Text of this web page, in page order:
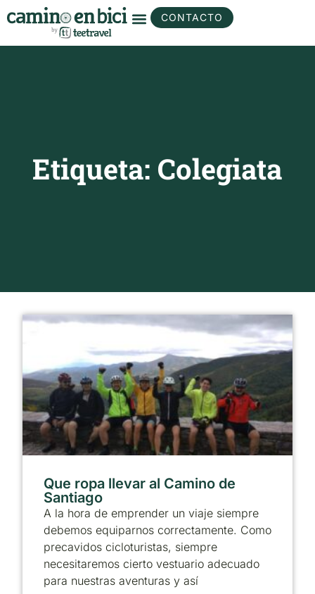
CONTACTO
Etiqueta: Colegiata
Que ropa llevar al Camino de
Santiago
A la hora de emprender un viaje siempre
debemos equiparnos correctamente. Como
precavidos cicloturistas, siempre
necesitaremos cierto vestuario adecuado
para nuestras aventuras y así